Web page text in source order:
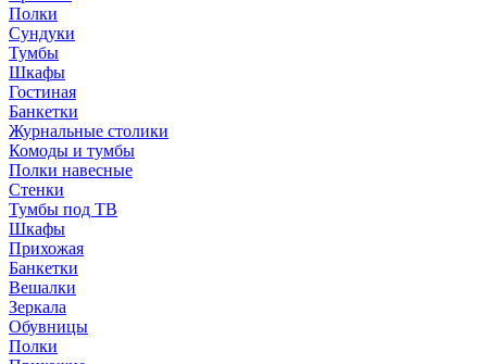
Полки
Сундуки
Тумбы
Шкафы
Гостиная
Банкетки
Журнальные столики
Комоды и тумбы
Полки навесные
Стенки
Тумбы под ТВ
Шкафы
Прихожая
Банкетки
Вешалки
Зеркала
Обувницы
Полки